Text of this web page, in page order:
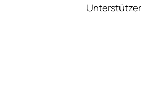
Unterstützer